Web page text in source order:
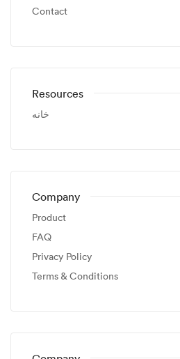
Contact
Resources
خانه
Company
Product
FAQ
Privacy Policy
Terms & Conditions